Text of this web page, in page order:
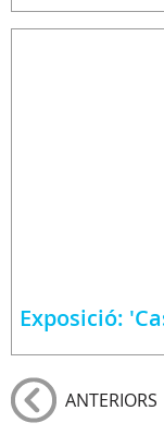
Exposició:
ANTERIORS